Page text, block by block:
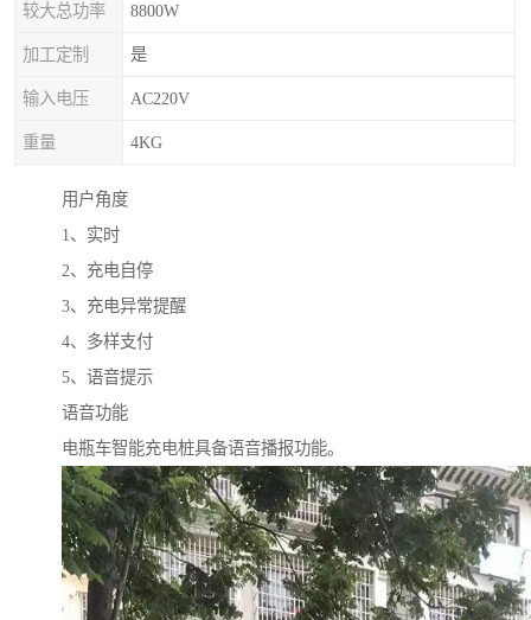
较大总功率 8800W
加工定制 是
输入电压 AC220V
重量 4KG
用户角度
1、实时
2、充电自停
3、充电异常提醒
4、多样支付
5、语音提示
语音功能
电瓶车智能充电桩具备语音播报功能。